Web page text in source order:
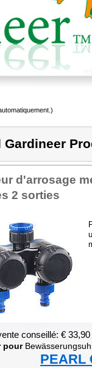
Gardineer
d'ar­ro­sage
2 sor­ties
conseillé: € 33,90
pour
PEARL